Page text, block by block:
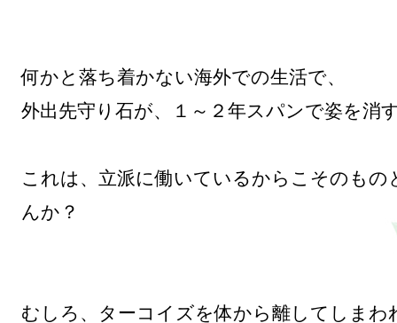
何かと落ち着かない海外での生活で、
外出先守り石が、１～２年スパンで姿を消
これは、立派に働いているからこそのもの
んか？
むしろ、ターコイズを体から離してしまわ